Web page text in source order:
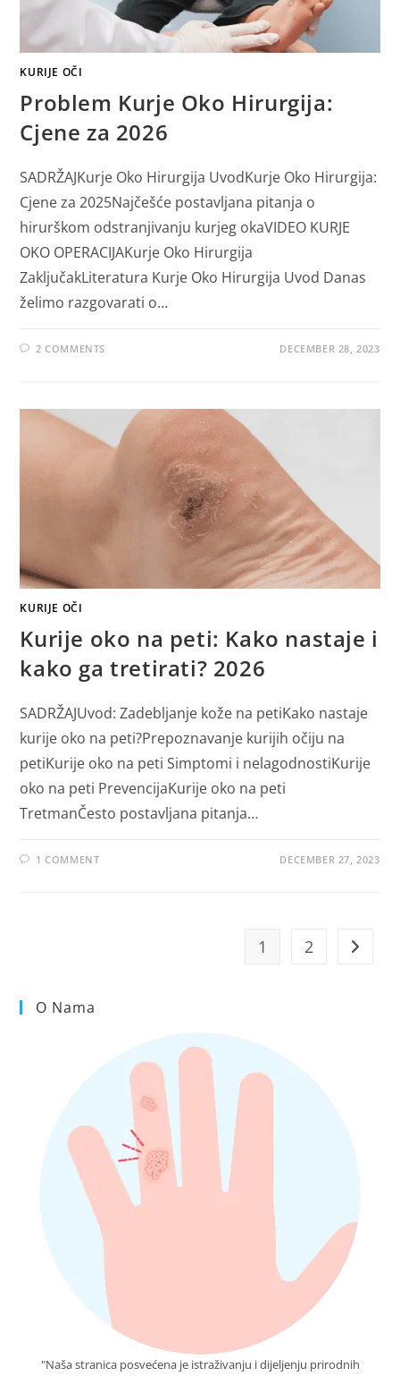
KURIJE OČI
Problem Kurje Oko Hirurgija:
Cjene za 2026
SADRŽAJKurje Oko Hirurgija UvodKurje Oko Hirurgija:
Cjene za 2025Najčešće postavljana pitanja o
hirurškom odstranjivanju kurjeg okaVIDEO KURJE
OKO OPERACIJAKurje Oko Hirurgija
ZaključakLiteratura Kurje Oko Hirurgija Uvod Danas
želimo razgovarati o…
2 COMMENTS DECEMBER 28, 2023
KURIJE OČI
Kurije oko na peti: Kako nastaje i
kako ga tretirati? 2026
SADRŽAJUvod: Zadebljanje kože na petiKako nastaje
kurije oko na peti?Prepoznavanje kurijih očiju na
petiKurije oko na peti Simptomi i nelagodnostiKurije
oko na peti PrevencijaKurije oko na peti
TretmanČesto postavljana pitanja…
1 COMMENT DECEMBER 27, 2023
1 2 Go to
O Nama
"Naša stranica posvećena je istraživanju i dijeljenju prirodnih